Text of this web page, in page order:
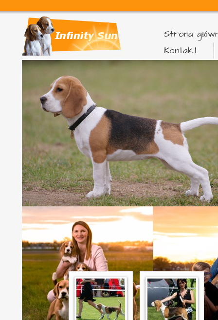
Strona
Kontakt
12.06.2011 Kalisz
- Wystawa Krajowa - sędzia Maciej
JAMAJKA - klasa młodzieży - dosk. 1/2
UKOŃCZONY MŁODZIEŻOWY